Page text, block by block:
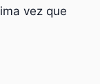
vez que